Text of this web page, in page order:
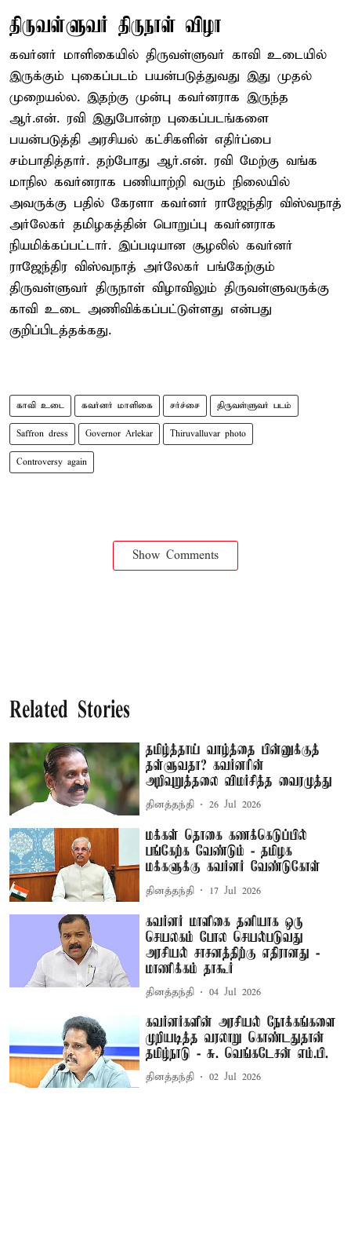
திருவள்ளுவர் திருநாள் விழா
கவர்னர் மாளிகையில் திருவள்ளுவர் காவி உடையில்
இருக்கும் புகைப்படம் பயன்படுத்துவது இது முதல்
முறையல்ல. இதற்கு முன்பு கவர்னராக இருந்த
ஆர்.என். ரவி இதுபோன்ற புகைப்படங்களை
பயன்படுத்தி அரசியல் கட்சிகளின் எதிர்ப்பை
சம்பாதித்தார். தற்போது ஆர்.என். ரவி மேற்கு வங்க
மாநில கவர்னராக பணியாற்றி வரும் நிலையில்
அவருக்கு பதில் கேரளா கவர்னர் ராஜேந்திர விஸ்வநாத்
அர்லேகர் தமிழகத்தின் பொறுப்பு கவர்னராக
நியமிக்கப்பட்டார். இப்படியான சூழலில் கவர்னர்
ராஜேந்திர விஸ்வநாத் அர்லேகர் பங்கேற்கும்
திருவள்ளுவர் திருநாள் விழாவிலும் திருவள்ளுவருக்கு
காவி உடை அணிவிக்கப்பட்டுள்ளது என்பது
குறிப்பிடத்தக்கது.
காவி உடை கவர்னர் மாளிகை சர்ச்சை திருவள்ளுவர் படம்
Saffron dress Governor Arlekar Thiruvalluvar photo
Controversy again
Show Comments
Related Stories
தமிழ்த்தாய் வாழ்த்தை பின்னுக்குத்
தள்ளுவதா? கவர்னரின்
அறிவுறுத்தலை விமர்சித்த வைரமுத்து
தினத்தந்தி 26 Jul 2026
மக்கள் தொகை கணக்கெடுப்பில்
பங்கேற்க வேண்டும் - தமிழக
மக்களுக்கு கவர்னர் வேண்டுகோள்
தினத்தந்தி 17 Jul 2026
கவர்னர் மாளிகை தனியாக ஒரு
செயலகம் போல செயல்படுவது
அரசியல் சாசனத்திற்கு எதிரானது -
மாணிக்கம் தாகூர்
தினத்தந்தி 04 Jul 2026
கவர்னர்களின் அரசியல் நோக்கங்களை
முறியடித்த வரலாறு கொண்டதுதான்
தமிழ்நாடு - சு. வெங்கடேசன் எம்.பி.
தினத்தந்தி 02 Jul 2026